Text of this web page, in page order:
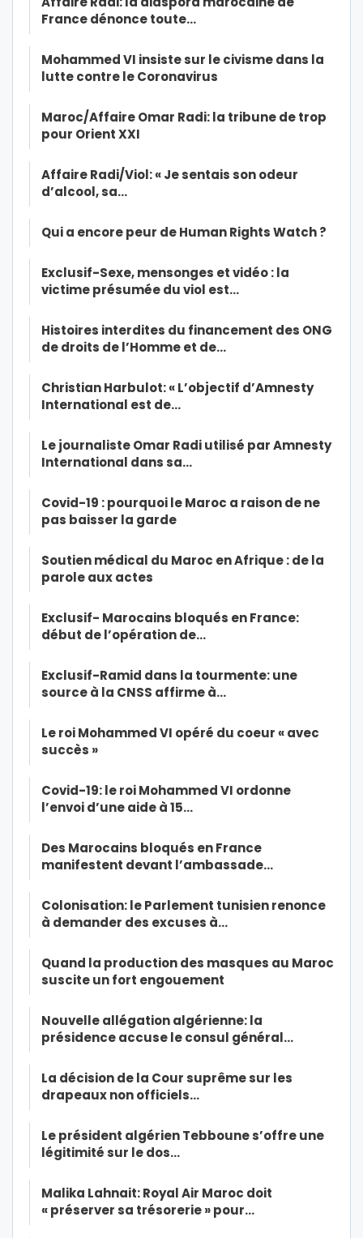
France dénonce toute…
Mohammed VI insiste sur le civisme dans la
lutte contre le Coronavirus
Maroc/Affaire Omar Radi: la tribune de trop
pour Orient XXI
Affaire Radi/Viol: « Je sentais son odeur
d’alcool, sa…
Qui a encore peur de Human Rights Watch ?
Exclusif-Sexe, mensonges et vidéo : la
victime présumée du viol est…
Histoires interdites du financement des ONG
de droits de l’Homme et de…
Christian Harbulot: « L’objectif d’Amnesty
International est de…
Le journaliste Omar Radi utilisé par Amnesty
International dans sa…
Covid-19 : pourquoi le Maroc a raison de ne
pas baisser la garde
Soutien médical du Maroc en Afrique : de la
parole aux actes
Exclusif- Marocains bloqués en France:
début de l’opération de…
Exclusif-Ramid dans la tourmente: une
source à la CNSS affirme à…
Le roi Mohammed VI opéré du coeur « avec
succès »
Covid-19: le roi Mohammed VI ordonne
l’envoi d’une aide à 15…
Des Marocains bloqués en France
manifestent devant l’ambassade…
Colonisation: le Parlement tunisien renonce
à demander des excuses à…
Quand la production des masques au Maroc
suscite un fort engouement
Nouvelle allégation algérienne: la
présidence accuse le consul général…
La décision de la Cour suprême sur les
drapeaux non officiels…
Le président algérien Tebboune s’offre une
légitimité sur le dos…
Malika Lahnait: Royal Air Maroc doit
« préserver sa trésorerie » pour…